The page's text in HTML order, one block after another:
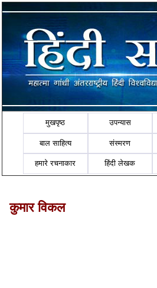
मुखपृष्ठ उपन्यास
बाल साहित्य संस्मरण
हमारे रचनाकार हिंदी लेखक
कुमार विकल